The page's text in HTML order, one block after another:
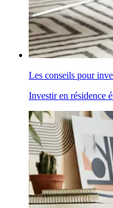
Les conseils pour
Investir en résidence